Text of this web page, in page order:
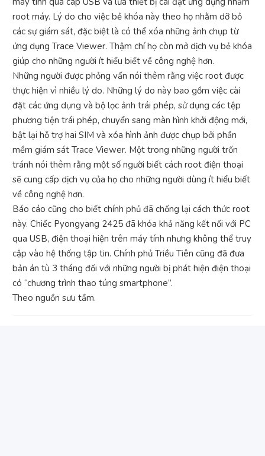
root máy. Lý do cho việc bẻ khóa này theo họ nhằm dỡ bỏ
các sự giám sát, đặc biệt là có thể xóa những ảnh chụp từ
ứng dụng Trace Viewer. Thậm chí họ còn mở dịch vụ bẻ khóa
giúp cho những người ít hiểu biết về công nghệ hơn.
Những người được phỏng vấn nói thêm rằng việc root được
thực hiện vì nhiều lý do. Những lý do này bao gồm việc cài
đặt các ứng dụng và bộ lọc ảnh trái phép, sử dụng các tệp
phương tiện trái phép, chuyển sang màn hình khởi động mới,
bật lại hỗ trợ hai SIM và xóa hình ảnh được chụp bởi phần
mềm giám sát Trace Viewer. Một trong những người trốn
tránh nói thêm rằng một số người biết cách root điện thoại
sẽ cung cấp dịch vụ của họ cho những người dùng ít hiểu biết
về công nghệ hơn.
Báo cáo cũng cho biết chính phủ đã chống lại cách thức root
này. Chiếc Pyongyang 2425 đã khóa khả năng kết nối với PC
qua USB, điện thoại hiện trên máy tính nhưng không thể truy
cập vào hệ thống tập tin. Chính phủ Triều Tiên cũng đã đưa
bản án tù 3 tháng đối với những người bị phát hiện điện thoại
có “chương trình thao túng smartphone”.
Theo nguồn sưu tầm.